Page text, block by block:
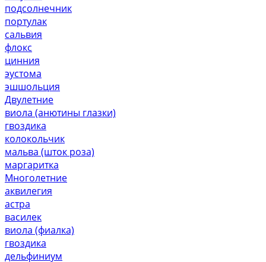
подсолнечник
портулак
сальвия
флокс
цинния
эустома
эшшольция
Двулетние
виола (анютины глазки)
гвоздика
колокольчик
мальва (шток роза)
маргаритка
Многолетние
аквилегия
астра
василек
виола (фиалка)
гвоздика
дельфиниум